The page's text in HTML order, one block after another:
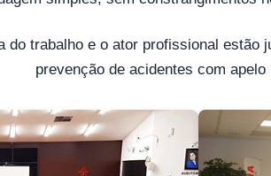
do trabalho e o ator profissional
prevenção de acidentes com apelo